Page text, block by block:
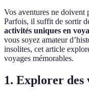
Vos aventures ne doivent
Parfois, il suffit de sortir
activités uniques en
vous soyez amateur
insolites, cet article
voyages mémorables.
1. Explorer des